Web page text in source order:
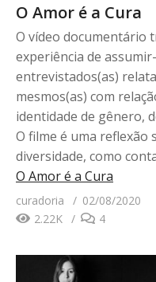
O Amor é a Cura
O vídeo documentário
experiência de
entrevistados(as)
mesmos(as) com
identidade de gênero,
O filme é uma reflexão
diversidade, como
O Amor é a Cura
curadoria
02/08/2020
2.22K
4